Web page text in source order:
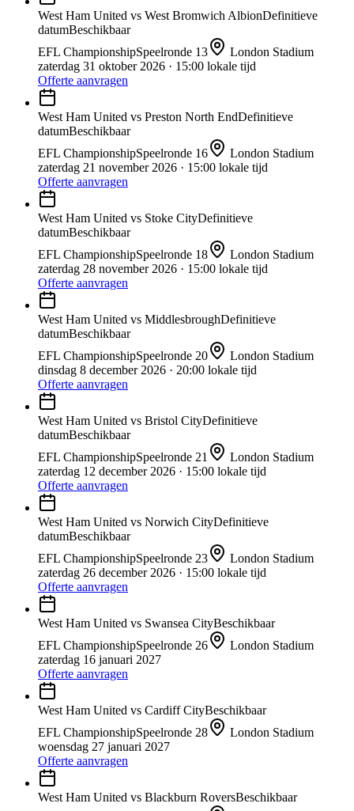
West Ham United vs West Bromwich AlbionDefinitieve
datumBeschikbaar
EFL ChampionshipSpeelronde 13
London Stadium
zaterdag 31 oktober 2026 · 15:00 lokale tijd
Offerte aanvragen
West Ham United vs Preston North EndDefinitieve
datumBeschikbaar
EFL ChampionshipSpeelronde 16
London Stadium
zaterdag 21 november 2026 · 15:00 lokale tijd
Offerte aanvragen
West Ham United vs Stoke CityDefinitieve
datumBeschikbaar
EFL ChampionshipSpeelronde 18
London Stadium
zaterdag 28 november 2026 · 15:00 lokale tijd
Offerte aanvragen
West Ham United vs MiddlesbroughDefinitieve
datumBeschikbaar
EFL ChampionshipSpeelronde 20
London Stadium
dinsdag 8 december 2026 · 20:00 lokale tijd
Offerte aanvragen
West Ham United vs Bristol CityDefinitieve
datumBeschikbaar
EFL ChampionshipSpeelronde 21
London Stadium
zaterdag 12 december 2026 · 15:00 lokale tijd
Offerte aanvragen
West Ham United vs Norwich CityDefinitieve
datumBeschikbaar
EFL ChampionshipSpeelronde 23
London Stadium
zaterdag 26 december 2026 · 15:00 lokale tijd
Offerte aanvragen
West Ham United vs Swansea CityBeschikbaar
EFL ChampionshipSpeelronde 26
London Stadium
zaterdag 16 januari 2027
Offerte aanvragen
West Ham United vs Cardiff CityBeschikbaar
EFL ChampionshipSpeelronde 28
London Stadium
woensdag 27 januari 2027
Offerte aanvragen
West Ham United vs Blackburn RoversBeschikbaar